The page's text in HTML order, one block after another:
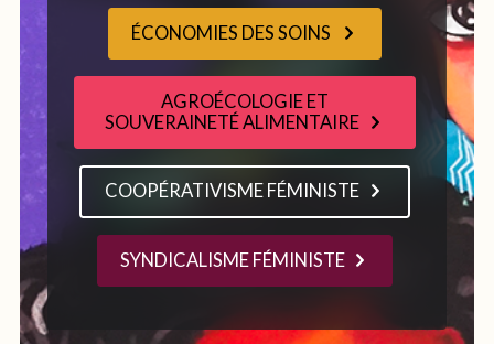
ÉCONOMIES DES SOINS
AGROÉCOLOGIE ET
SOUVERAINETÉ ALIMENTAIRE
COOPÉRATIVISME FÉMINISTE
SYNDICALISME FÉMINISTE